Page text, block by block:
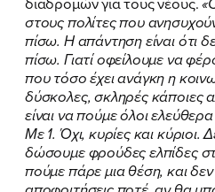
ΠΟΙΑ ΕΙΜΑΙ
ΕΡΓΟ
ΕΚΔΗΛΩΣΕΙΣ
ΝΕΑ
στους πολίτες που
πίσω. Η απάντηση είναι ότι
πίσω. Γιατί οφείλουμε να
που τόσο έχει ανάγκη η
δύσκολες, σκληρές κάποιες
είναι να πούμε όλοι
Με 1. Όχι, κυρίες και κύριοι.
δώσουμε φρούδες ελπίδες
πούμε πάρε μια θέση, και